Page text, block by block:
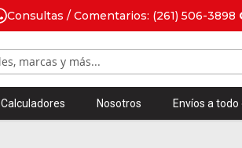
Consultas / Comentarios: (261) 506-3898
Calculadores Nosotros Envíos a todo